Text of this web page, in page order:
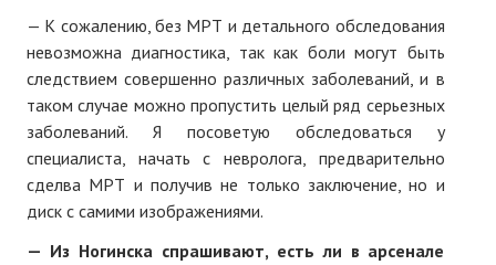
— К сожалению, без МРТ и детального обследования
невозможна диагностика, так как боли могут быть
следствием совершенно различных заболеваний, и в
таком случае можно пропустить целый ряд серьезных
заболеваний. Я посоветую обследоваться у
специалиста, начать с невролога, предварительно
сделва МРТ и получив не только заключение, но и
диск с самими изображениями.
— Из Ногинска спрашивают, есть ли в арсенале